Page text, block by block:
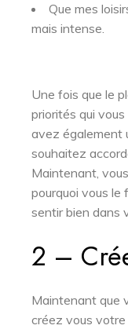
Que mes
mais intense.
Une fois que le
priorités qui
avez également
souhaitez
Maintenant,
pourquoi vous le
sentir bien dans
2 –
Maintenant que
créez vous